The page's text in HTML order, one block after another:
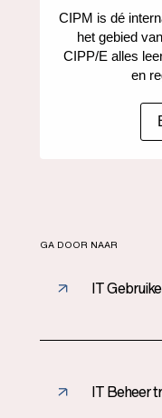
CIPM is dé
het gebied
CIPP/E alles
en
GA DOOR NAAR
IT
IT Beheer